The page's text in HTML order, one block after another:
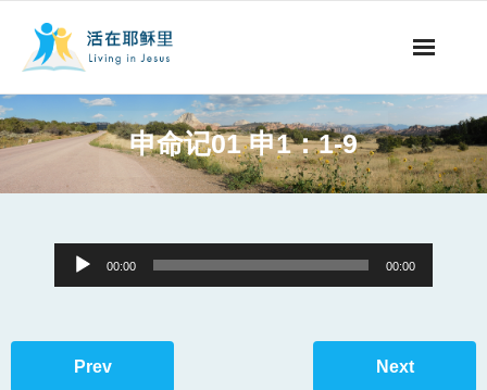
事工概要
永生之道
申命记01 申1：1-9
Audio
Player
00:00 00:00
Prev Next